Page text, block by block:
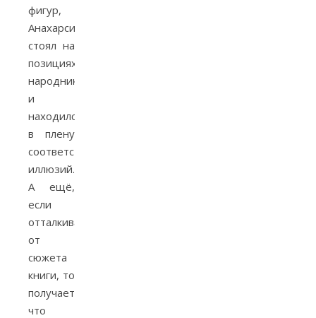
фигур,
Анахарсис
стоял на
позициях
народников
и
находился
в плену
соответствующих
иллюзий.
А ещё,
если
отталкиваться
от
сюжета
книги, то
получается,
что